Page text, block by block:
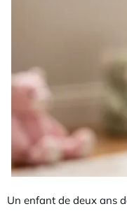
Un enfant de deux ans